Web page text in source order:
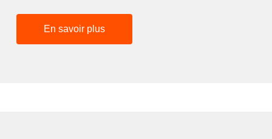
En savoir plus